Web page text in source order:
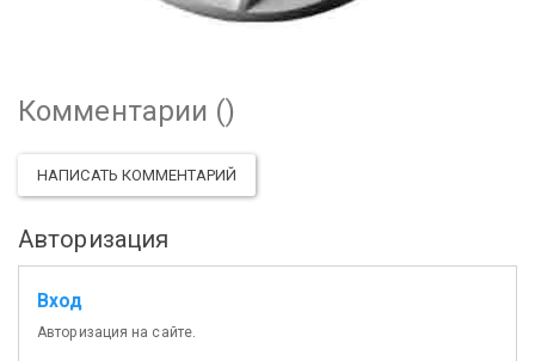
Комментарии ()
НАПИСАТЬ КОММЕНТАРИЙ
Авторизация
Вход
Авторизация на сайте.